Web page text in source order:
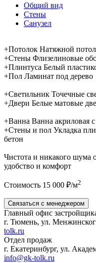
Общий вид
Стены
Санузел
+Потолок Натяжной
+Стены Флизелиновые
+Плинтуса Белый
+Пол Ламинат под дерево
+Светильник Точечные
+Двери Белые матовые
+Ванна Ванна акриловая
+Стены и пол Укладка
бетон
Чистота и никакого шума
удобство и комфорт
Стоимость 15 000 ₽/м2
Связаться с менеджером
Главный офис
г. Тюмень, ул.
tolk.ru
Отдел продаж
г. Екатеринбург, ул.
info@gk-tolk.ru